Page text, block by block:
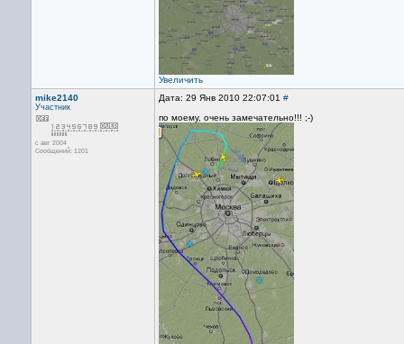
Увеличить
mike2140
Участник
с авг 2004
Сообщений: 1201
Дата: 29 Янв 2010 22:07:01 #
по моему, очень замечательно!!! ;-)